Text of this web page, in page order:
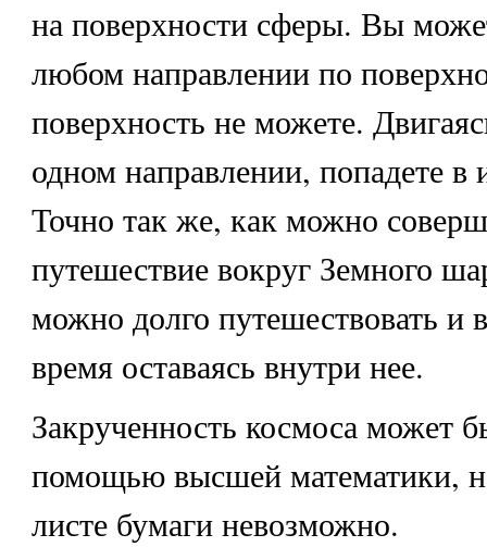
на поверхности сферы. Вы
любом направлении по
поверхность не можете.
одном направлении, попадете в
Точно так же, как можно
путешествие вокруг Земного
можно долго путешествовать и
время оставаясь внутри нее.
Закрученность космоса может
помощью высшей математики,
листе бумаги невозможно.